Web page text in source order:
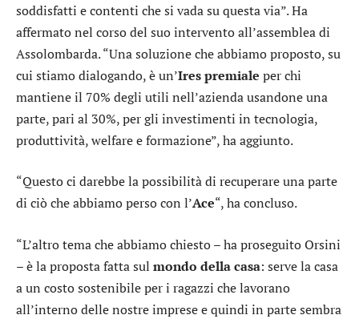
soddisfatti e contenti che si vada su questa via”. Ha
affermato nel corso del suo intervento all’assemblea di
Assolombarda. “Una soluzione che abbiamo proposto, su
cui stiamo dialogando, è un’Ires premiale per chi
mantiene il 70% degli utili nell’azienda usandone una
parte, pari al 30%, per gli investimenti in tecnologia,
produttività, welfare e formazione”, ha aggiunto.
“Questo ci darebbe la possibilità di recuperare una parte
di ciò che abbiamo perso con l’Ace“, ha concluso.
“L’altro tema che abbiamo chiesto – ha proseguito Orsini
– è la proposta fatta sul mondo della casa: serve la casa
a un costo sostenibile per i ragazzi che lavorano
all’interno delle nostre imprese e quindi in parte sembra